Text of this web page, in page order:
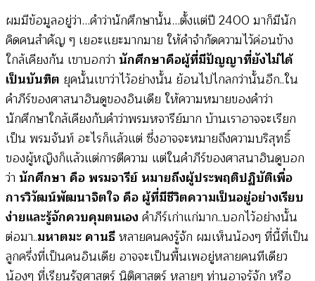
ผมมีข้อมูลอยู่ว่า…คำว่านักศึกษานั้น…ตั้งแต่ปี 2400 มาก็มีนัก
คิดคนสำคัญ ๆ เยอะแยะมากมาย ให้คำจำกัดความไว้ค่อนข้าง
ใกล้เคียงกัน เขาบอกว่า นักศึกษาคือผู้ที่มีปัญญาที่ยังไม่ได้
เป็นบันฑิต ยุคนั้นเขาว่าไว้อย่างนั้น ย้อนไปไกลกว่านั้นอีก..ใน
คำภีร์ของศาสนาฮินดูของอินเดีย ให้ความหมายของคำว่า
นักศึกษาใกล้เคียงกับคำว่าพรมหจารีย์มาก บ้านเราอาจจะเรียก
เป็น พรมจันท์ อะไรก็แล้วแต่ ซึ่งอาจจะหมายถึงความบริสุทธิ์
ของผู้หญิงก็แล้วแต่การตีความ แต่ในคำภีร์ของศาสนาฮินดูบอก
ว่า นักศึกษา คือ พรมจารีย์ หมายถึงผู้ประพฤติปฏิบัติเพื่อ
การวิวัฒน์พัฒนาจิตใจ คือ ผู้ที่มีชีวิตความเป็นอยู่อย่างเรียบ
ง่ายและรู้จักควบคุมตนเอง คำภีร์เก่าแก่มาก..บอกไว้อย่างนั้น
ต่อมา..มหาตมะ คานธีหลายคนคงรู้จัก ผมเห็นน้องๆ ที่นี้ที่เป็น
ลูกครึ่งที่เป็นคนอินเดีย อาจจะเป็นพื้นเพอยู่หลายคนทีเดียว
น้องๆ ที่เรียนรัฐศาสตร์ นิติศาสตร์ หลายๆ ท่านอาจรู้จัก หรือ